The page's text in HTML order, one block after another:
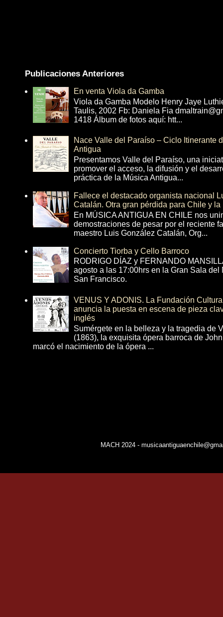
Publicaciones Anteriores
En venta Viola da Gamba
Viola da Gamba Modelo Henry Jaye
Taulis, 2002 Fb: Daniela Fia
1418 Álbum de fotos aquí: htt...
Nace Valle del Paraíso – Ciclo Itinerante
Antigua
Presentamos Valle del Paraíso, una
promover el acceso, la difusión y el
práctica de la Música Antigua...
Fallece el destacado organista nacional
Catalán. Otra gran pérdida para Chile y la
En MÚSICA ANTIGUA EN CHILE nos
demostraciones de pesar por el reciente
maestro Luis González Catalán, Org...
Concierto Tiorba y Cello Barroco
RODRIGO DÍAZ y FERNANDO
agosto a las 17:00hrs en la Gran Sala
San Francisco.
VENUS Y ADONIS. La Fundación
anuncia la puesta en escena de pieza
inglés
Sumérgete en la belleza y la tragedia de
(1863), la exquisita ópera barroca de
marcó el nacimiento de la ópera ...
MACH 2024 -